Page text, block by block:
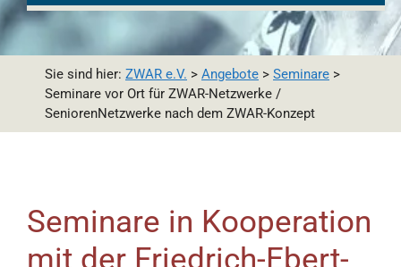
Sie sind hier: ZWAR e.V. > Angebote > Seminare >
Seminare vor Ort für ZWAR-Netzwerke /
SeniorenNetzwerke nach dem ZWAR-Konzept
Seminare in Kooperation
mit der Friedrich-Ebert-